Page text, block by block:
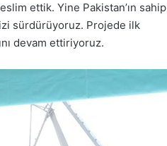
ettik. Yine Pakistan’ın sahip
sürdürüyoruz. Projede ilk
devam ettiriyoruz.